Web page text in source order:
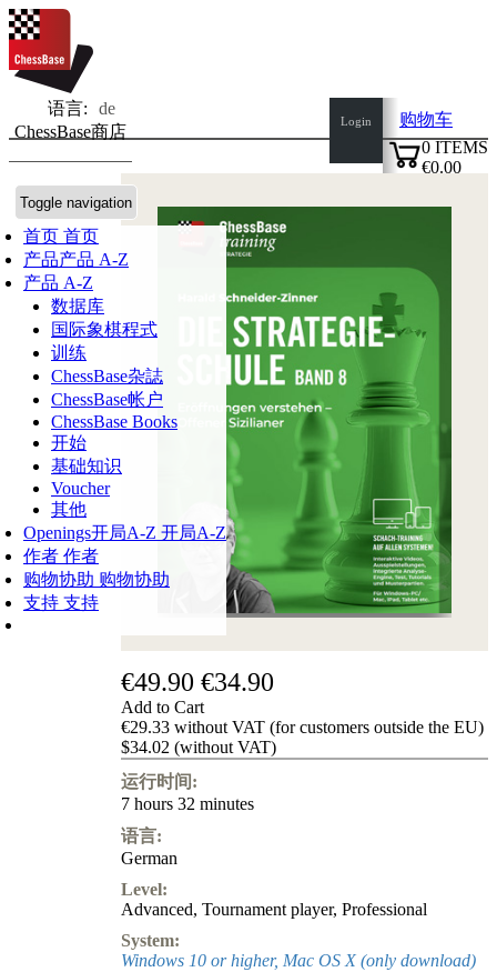
语言:
de
ChessBase商店
Toggle navigation
首页 首页
产品产品 A-Z
产品 A-Z
数据库
国际象棋程式
训练
ChessBase杂誌
ChessBase帐户
ChessBase Books
开始
基础知识
Voucher
其他
Openings开局A-Z 开局A-Z
作者 作者
购物协助 购物协助
支持 支持
Login
购物车
0 ITEMS
€0.00
€49.90 €34.90
Add to Cart
€29.33 without VAT (for customers outside the EU)
$34.02 (without VAT)
运行时间:
7 hours 32 minutes
语言:
German
Level:
Advanced, Tournament player, Professional
System:
Windows 10 or higher, Mac OS X (only download)